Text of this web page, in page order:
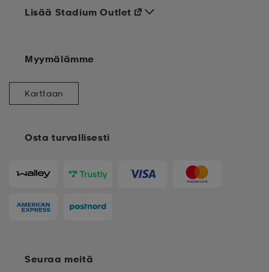
Osta turvallisesti
Lisää Stadium Outlet
Myymälämme
Karttaan
Seuraa meitä